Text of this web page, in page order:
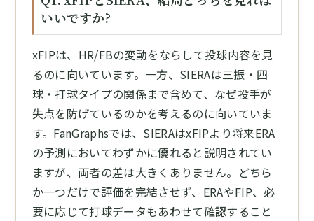
いいですか?
xFIPは、HR/FBの変動をならして投球内容を見
るのに向いています。一方、SIERAは三振・四
球・打球タイプの関係まで含めて、なぜ投手が
失点を防げているのかを考えるのに向いていま
す。FanGraphsでは、SIERAはxFIPより将来ERA
の予測においてわずかに優れると説明されてい
ますが、両者の差は大きくありません。どちら
か一つだけで評価を完結させず、ERAやFIP、必
要に応じて打球データもあわせて確認すること